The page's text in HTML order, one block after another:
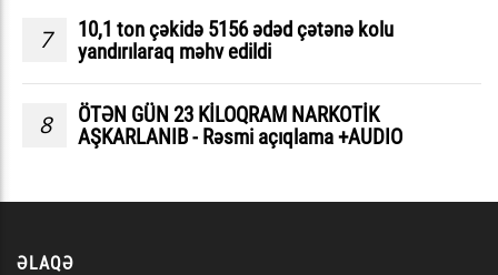
7
10,1 ton çəkidə 5156 ədəd çətənə kolu
yandırılaraq məhv edildi
8
ÖTƏN GÜN 23 KİLOQRAM NARKOTİK
AŞKARLANIB - Rəsmi açıqlama +AUDIO
ƏLAQƏ